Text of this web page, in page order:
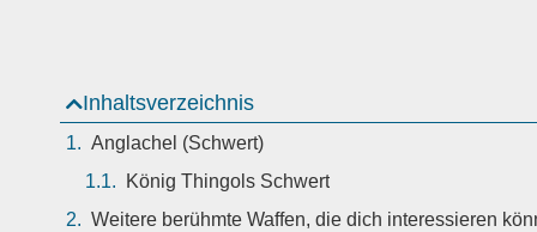
Inhaltsverzeichnis
Anglachel (Schwert)
König Thingols Schwert
Weitere berühmte Waffen, die dich interessieren